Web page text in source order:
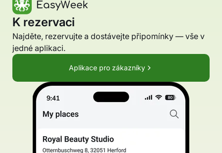
K rezervaci
Najděte, rezervujte a dostávejte připomínky — vše v
jedné aplikaci.
Aplikace pro zákazníky